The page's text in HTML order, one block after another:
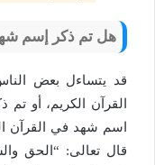
هل تم ذكر إسم
قد يتساءل بعض
القرآن الكريم، أو
اسم شهد في القرآن
قال تعالى: “الحق